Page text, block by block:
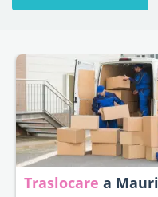
Traslocare a